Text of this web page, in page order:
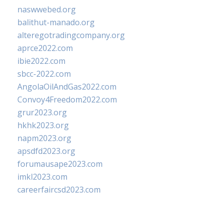
naswwebed.org
balithut-manado.org
alteregotradingcompany.org
aprce2022.com
ibie2022.com
sbcc-2022.com
AngolaOilAndGas2022.com
Convoy4Freedom2022.com
grur2023.org
hkhk2023.org
napm2023.org
apsdfd2023.org
forumausape2023.com
imkl2023.com
careerfaircsd2023.com